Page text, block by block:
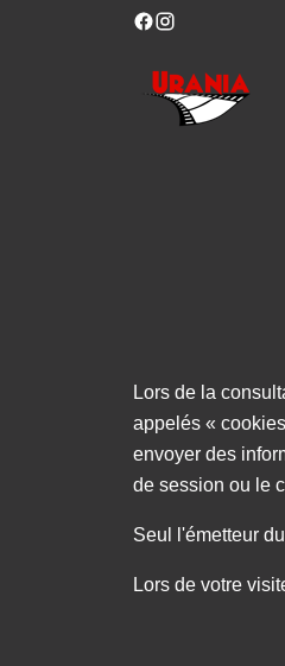
Lors de la
appelés «
envoyer des
de session ou le
Seul l'émetteur
Lors de votre